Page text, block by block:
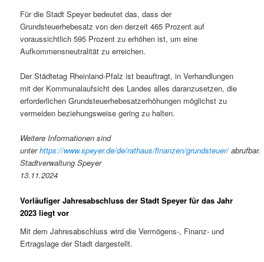
Für die Stadt Speyer bedeutet das, dass der
Grundsteuerhebesatz von den derzeit 465 Prozent auf
voraussichtlich 595 Prozent zu erhöhen ist, um eine
Aufkommensneutralität zu erreichen.
Der Städtetag Rheinland-Pfalz ist beauftragt, in Verhandlungen
mit der Kommunalaufsicht des Landes alles daranzusetzen, die
erforderlichen Grundsteuerhebesatzerhöhungen möglichst zu
vermeiden beziehungsweise gering zu halten.
Weitere Informationen sind
unterhttps://www.speyer.de/de/rathaus/finanzen/grundsteuer/abrufbar.
Stadtverwaltung Speyer
13.11.2024
Vorläufiger Jahresabschluss der Stadt Speyer für das Jahr
2023 liegt vor
Mit dem Jahresabschluss wird die Vermögens-, Finanz- und
Ertragslage der Stadt dargestellt.